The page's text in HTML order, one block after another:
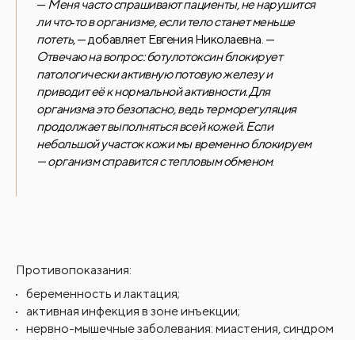
— Меня часто спрашивают пациенты, не нарушится
ли что‑то в организме, если тело станет меньше
потеть, — добавляет Евгения Николаевна. —
Отвечаю на вопрос: ботулотоксин блокирует
патологически активную потовую железу и
приводит её к нормальной активности. Для
организма это безопасно, ведь терморегуляция
продолжает выполняться всей кожей. Если
небольшой участок кожи мы временно блокируем
— организм справится с тепловым обменом.
Противопоказания:
беременность и лактация;
активная инфекция в зоне инъекции;
нервно-мышечные заболевания: миастения, синдром